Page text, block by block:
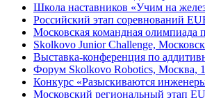
Школа наставников «Учим на
Российский этап соревнований
Московская командная олимпиада
Skolkovo Junior Challenge,
Выставка-конференция по
Форум Skolkovo Robotics, Москва,
Конкурс «Разыскиваются
Московский региональный этап